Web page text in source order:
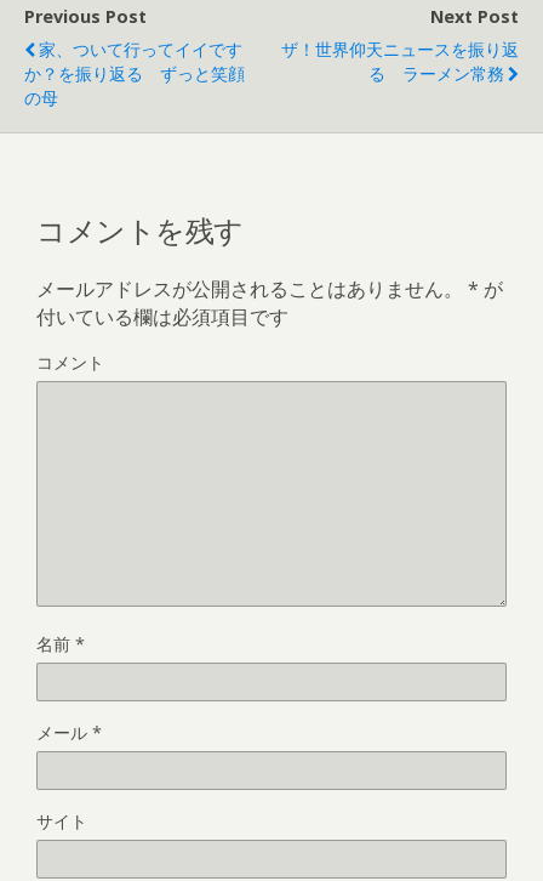
で
開
き
ま
す
)
Previous Post
家、ついて行ってイイです
か？を振り返る ずっと笑顔
の母
Next Post
ザ！世界仰天ニュースを振り返
る ラーメン常務
コメントを残す
メールアドレスが公開されることはありません。 * が
付いている欄は必須項目です
コメント
名前 *
メール *
サイト